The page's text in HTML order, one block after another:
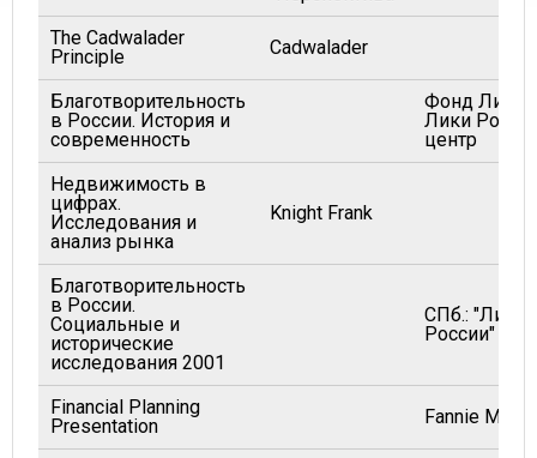
The Cadwalader
Principle
Cadwalader
Благотворительность
в России. История и
современность
Фонд
Лики
центр
Недвижимость в
цифрах.
Исследования и
анализ рынка
Knight Frank
Благотворительность
в России.
Социальные и
исторические
исследования 2001
СПб.: "Лики
России"
Financial Planning
Presentation
Fannie Mae